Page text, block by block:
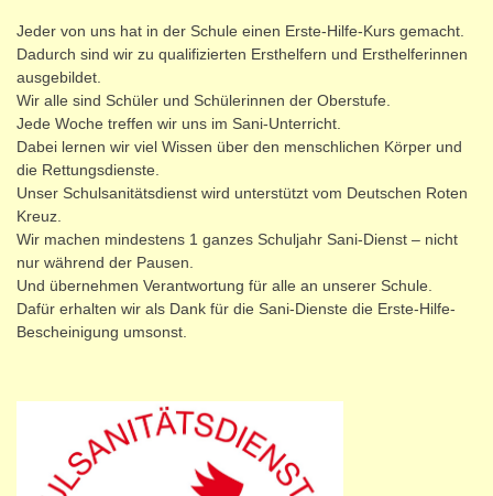
Jeder von uns hat in der Schule einen Erste-Hilfe-Kurs gemacht.
Dadurch sind wir zu qualifizierten Ersthelfern und Ersthelferinnen
ausgebildet.
Wir alle sind Schüler und Schülerinnen der Oberstufe.
Jede Woche treffen wir uns im Sani-Unterricht.
Dabei lernen wir viel Wissen über den menschlichen Körper und
die Rettungsdienste.
Unser Schulsanitätsdienst wird unterstützt vom Deutschen Roten
Kreuz.
Wir machen mindestens 1 ganzes Schuljahr Sani-Dienst – nicht
nur während der Pausen.
Und übernehmen Verantwortung für alle an unserer Schule.
Dafür erhalten wir als Dank für die Sani-Dienste die Erste-Hilfe-
Bescheinigung umsonst.